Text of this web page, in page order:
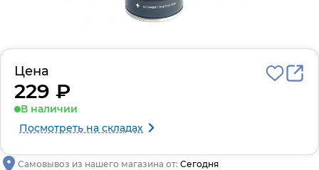
Цена
229 ₽
В наличии
Посмотреть на складах
Самовывоз из нашего магазина от: Сегодня